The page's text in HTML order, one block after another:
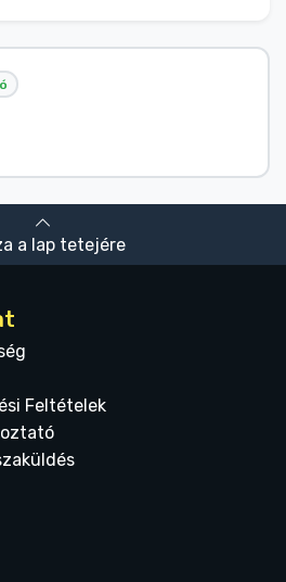
a lap tetejére
Feltételek